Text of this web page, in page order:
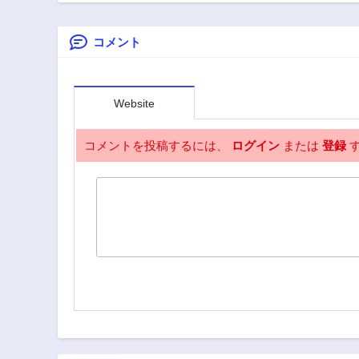
第20話
2年前
2年前
た！
ける
コメント
Website
コメントを投稿するには、 ログイン または 登録